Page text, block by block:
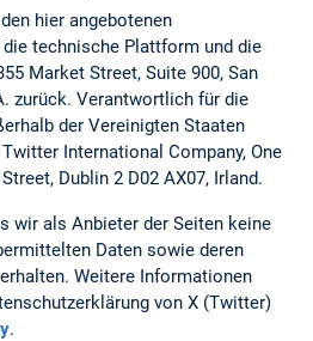
hier angebotenen
technische Plattform und die
Market Street, Suite 900, San
zurück. Verantwortlich für die
der Vereinigten Staaten
International Company, One
Dublin 2 D02 AX07, Irland.
wir als Anbieter der Seiten keine
Daten sowie deren
Weitere Informationen
von X (Twitter)
.